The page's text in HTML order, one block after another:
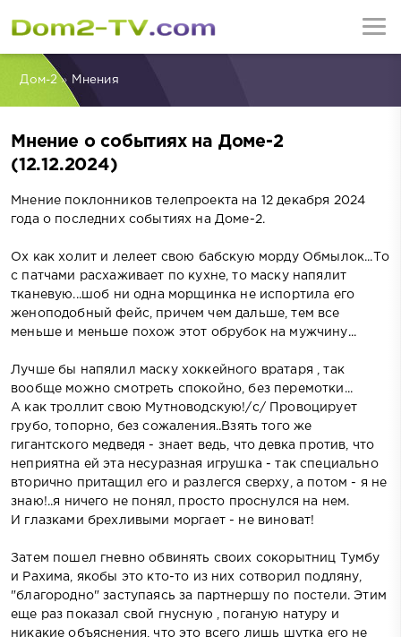
Дом-2» Мнения
Мнение о событиях на Доме-2
(12.12.2024)
Мнение поклонников телепроекта на 12 декабря 2024
года о последних событиях на Доме-2.
Ох как холит и лелеет свою бабскую морду Обмылок...То
с патчами расхаживает по кухне, то маску напялит
тканевую...шоб ни одна морщинка не испортила его
женоподобный фейс, причем чем дальше, тем все
меньше и меньше похож этот обрубок на мужчину...
Лучше бы напялил маску хоккейного вратаря , так
вообще можно смотреть спокойно, без перемотки...
А как троллит свою Мутноводскую!/с/ Провоцирует
грубо, топорно, без сожаления..Взять того же
гигантского медведя - знает ведь, что девка против, что
неприятна ей эта несуразная игрушка - так специально
вторично притащил его и разлегся сверху, а потом - я не
знаю!..я ничего не понял, просто проснулся на нем.
И глазками брехливыми моргает - не виноват!
Затем пошел гневно обвинять своих сокорытниц Тумбу
и Рахима, якобы это кто-то из них сотворил подляну,
"благородно" заступаясь за партнершу по постели. Этим
еще раз показал свой гнусную , поганую натуру и
никакие объяснения, что это всего лишь шутка его не